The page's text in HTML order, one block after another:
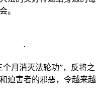
。
个月消灭法轮功”，反将之
迫害者的邪恶，令越来越